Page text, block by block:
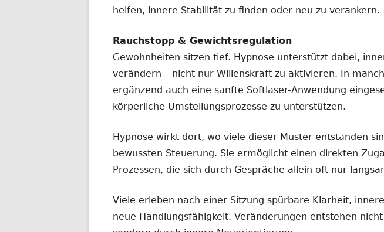
helfen, innere Stabilität zu finden oder neu zu verankern.
Rauchstopp & Gewichtsregulation
Gewohnheiten sitzen tief. Hypnose unterstützt dabei,
verändern – nicht nur Willenskraft zu aktivieren. In
ergänzend auch eine sanfte Softlaser-Anwendung
körperliche Umstellungsprozesse zu unterstützen.
Hypnose wirkt dort, wo viele dieser Muster entstanden
bewussten Steuerung. Sie ermöglicht einen direkten
Prozessen, die sich durch Gespräche allein oft nur
Viele erleben nach einer Sitzung spürbare Klarheit,
neue Handlungsfähigkeit. Veränderungen entstehen